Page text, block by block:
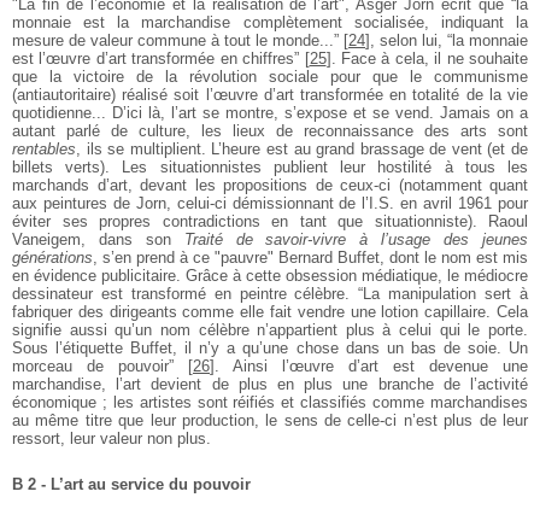
"La fin de l’économie et la réalisation de l’art", Asger Jorn écrit que “la
monnaie est la marchandise complètement socialisée, indiquant la
mesure de valeur commune à tout le monde...” [24] , selon lui, “la monnaie
est l’œuvre d’art transformée en chiffres” [25] . Face à cela, il ne souhaite
que la victoire de la révolution sociale pour que le communisme
(antiautoritaire) réalisé soit l’œuvre d’art transformée en totalité de la vie
quotidienne... D’ici là, l’art se montre, s’expose et se vend. Jamais on a
autant parlé de culture, les lieux de reconnaissance des arts sont
rentables , ils se multiplient. L’heure est au grand brassage de vent (et de
billets verts). Les situationnistes publient leur hostilité à tous les
marchands d’art, devant les propositions de ceux-ci (notamment quant
aux peintures de Jorn, celui-ci démissionnant de l’I.S. en avril 1961 pour
éviter ses propres contradictions en tant que situationniste). Raoul
Vaneigem, dans son Traité de savoir-vivre à l’usage des jeunes
générations , s’en prend à ce "pauvre" Bernard Buffet, dont le nom est mis
en évidence publicitaire. Grâce à cette obsession médiatique, le médiocre
dessinateur est transformé en peintre célèbre. “La manipulation sert à
fabriquer des dirigeants comme elle fait vendre une lotion capillaire. Cela
signifie aussi qu’un nom célèbre n’appartient plus à celui qui le porte.
Sous l’étiquette Buffet, il n’y a qu’une chose dans un bas de soie. Un
morceau de pouvoir” [26] . Ainsi l’œuvre d’art est devenue une
marchandise, l’art devient de plus en plus une branche de l’activité
économique ; les artistes sont réifiés et classifiés comme marchandises
au même titre que leur production, le sens de celle-ci n’est plus de leur
ressort, leur valeur non plus.
B 2 - L’art au service du pouvoir